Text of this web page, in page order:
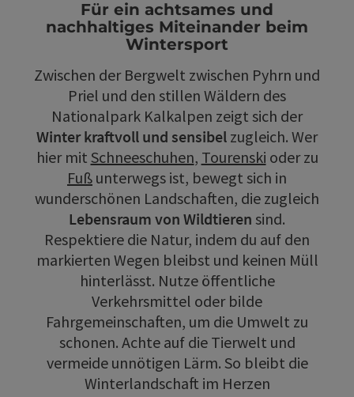
Für ein achtsames und
nachhaltiges Miteinander beim
Wintersport
Zwischen der Bergwelt zwischen Pyhrn und
Priel und den stillen Wäldern des
Nationalpark Kalkalpen zeigt sich der
Winter kraftvoll und sensibel zugleich. Wer
hier mit Schneeschuhen, Tourenski oder zu
Fuß unterwegs ist, bewegt sich in
wunderschönen Landschaften, die zugleich
Lebensraum von Wildtieren sind.
Respektiere die Natur, indem du auf den
markierten Wegen bleibst und keinen Müll
hinterlässt. Nutze öffentliche
Verkehrsmittel oder bilde
Fahrgemeinschaften, um die Umwelt zu
schonen. Achte auf die Tierwelt und
vermeide unnötigen Lärm. So bleibt die
Winterlandschaft im Herzen